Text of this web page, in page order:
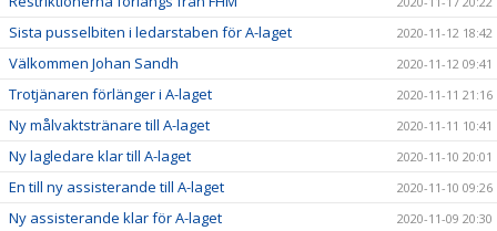
Sista pusselbiten i ledarstaben för A-laget 2020-11-12 18:42
Välkommen Johan Sandh 2020-11-12 09:41
Trotjänaren förlänger i A-laget 2020-11-11 21:16
Ny målvaktstränare till A-laget 2020-11-11 10:41
Ny lagledare klar till A-laget 2020-11-10 20:01
En till ny assisterande till A-laget 2020-11-10 09:26
Ny assisterande klar för A-laget 2020-11-09 20:30